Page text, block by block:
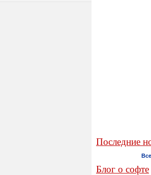
Последние
Блог о софте